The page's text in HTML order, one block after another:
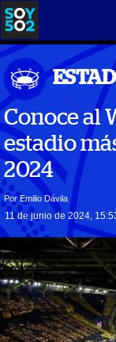
Conoce al
estadio
2024
Por Emilio Dávila
11 de junio de 2024,